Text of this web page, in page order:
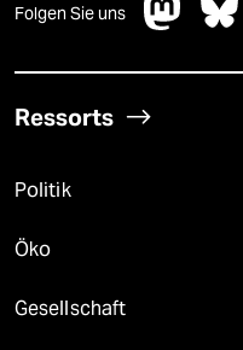
Folgen Sie uns
Ressorts
Politik
Öko
Gesellschaft